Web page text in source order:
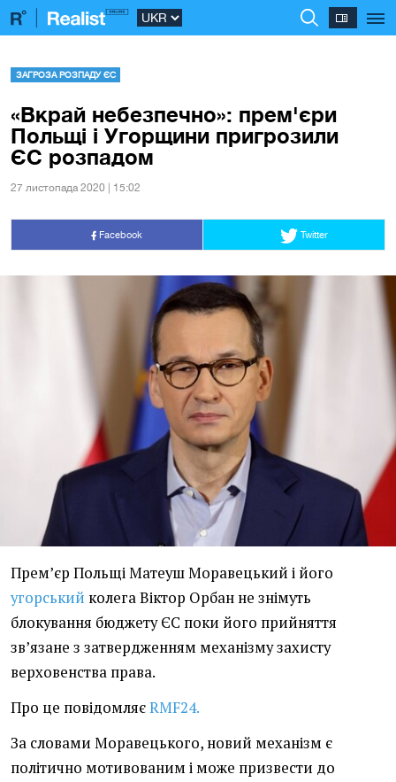
ЗАГРОЗА РОЗПАДУ ЄС
«Вкрай небезпечно»: прем'єри
Польщі і Угорщини пригрозили
ЄС розпадом
27 листопада 2020 | 15:02
Facebook Twitter
Прем’єр Польщі Матеуш Моравецький і його
угорський колега Віктор Орбан не знімуть
блокування бюджету ЄС поки його прийняття
зв’язане з затвердженням механізму захисту
верховенства права.
Про це повідомляєRMF24.
За словами Моравецького, новий механізм є
політично мотивованим і може призвести до